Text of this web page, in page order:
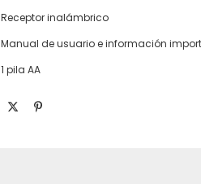
Receptor inalámbrico
Manual de usuario e información
1 pila AA